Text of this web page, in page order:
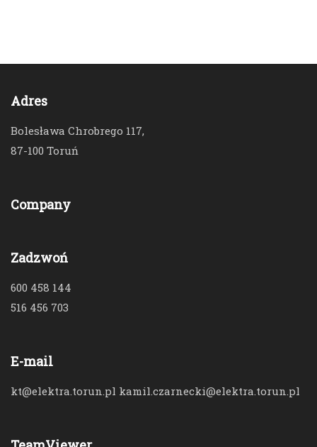
Adres
Bolesława Chrobrego 117,
87-100 Toruń
Company
Zadzwoń
600 458 144
516 456 703
E-mail
kt@elektra.torun.pl kamil.czarnecki@elektra.torun.pl